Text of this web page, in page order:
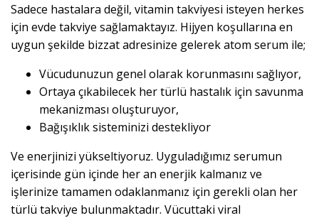
Sadece hastalara değil, vitamin takviyesi isteyen herkes
için evde takviye sağlamaktayız. Hijyen koşullarına en
uygun şekilde bizzat adresinize gelerek atom serum ile;
Vücudunuzun genel olarak korunmasını sağlıyor,
Ortaya çıkabilecek her türlü hastalık için savunma
mekanizması oluşturuyor,
Bağışıklık sisteminizi destekliyor
Ve enerjinizi yükseltiyoruz. Uyguladığımız serumun
içerisinde gün içinde her an enerjik kalmanız ve
işlerinize tamamen odaklanmanız için gerekli olan her
türlü takviye bulunmaktadır. Vücuttaki viral